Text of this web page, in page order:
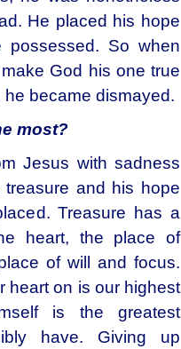
He placed his hope
So when
God his one true
became dismayed.
most?
Jesus with sadness
and his hope
Treasure has a
heart, the place of
of will and focus.
heart on is our highest
is the greatest
have. Giving up